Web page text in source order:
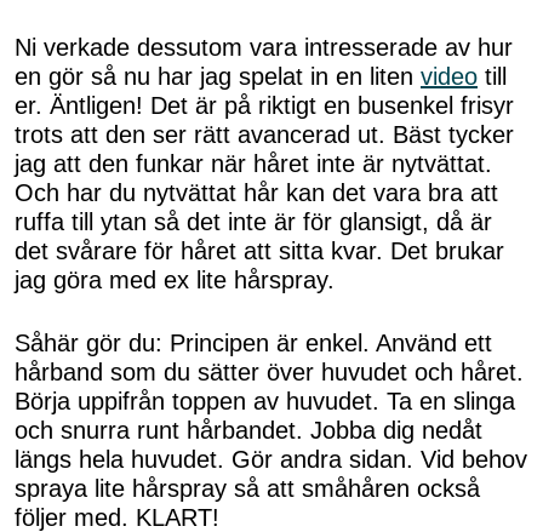
Ni verkade dessutom vara intresserade av hur
en gör så nu har jag spelat in en liten video till
er. Äntligen! Det är på riktigt en busenkel frisyr
trots att den ser rätt avancerad ut. Bäst tycker
jag att den funkar när håret inte är nytvättat.
Och har du nytvättat hår kan det vara bra att
ruffa till ytan så det inte är för glansigt, då är
det svårare för håret att sitta kvar. Det brukar
jag göra med ex lite hårspray.
Såhär gör du: Principen är enkel. Använd ett
hårband som du sätter över huvudet och håret.
Börja uppifrån toppen av huvudet. Ta en slinga
och snurra runt hårbandet. Jobba dig nedåt
längs hela huvudet. Gör andra sidan. Vid behov
spraya lite hårspray så att småhåren också
följer med. KLART!